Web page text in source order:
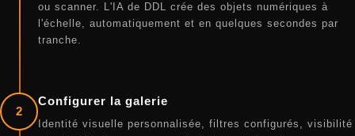
ou scanner. L'IA de DDL crée des objets numériques à
l'échelle, automatiquement et en quelques secondes par
tranche.
2
Configurer la galerie
Identité visuelle personnalisée, filtres configurés, visibilité